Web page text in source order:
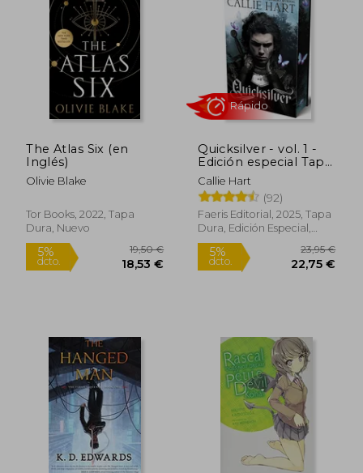
5%
dcto.
5%
dcto.
The Atlas Six (en
Inglés)
Olivie Blake
Tor Books, 2022, Tapa
Dura, Nuevo
Quicksilver - vol. 1 -
Edición especial Tapa
dura cantos pintados
Callie Hart
(92)
Faeris Editorial, 2025, Tapa
Dura, Edición Especial,
Sobrecubierta, Cantos
Pintados, Nuevo
Rápido